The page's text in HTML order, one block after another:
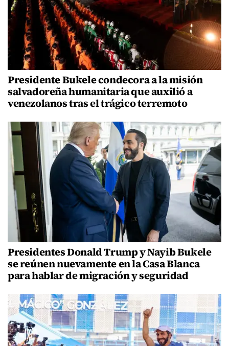
Presidente Bukele condecora a la misión
salvadoreña humanitaria que auxilió a
venezolanos tras el trágico terremoto
Presidentes Donald Trump y Nayib Bukele
se reúnen nuevamente en la Casa Blanca
para hablar de migración y seguridad